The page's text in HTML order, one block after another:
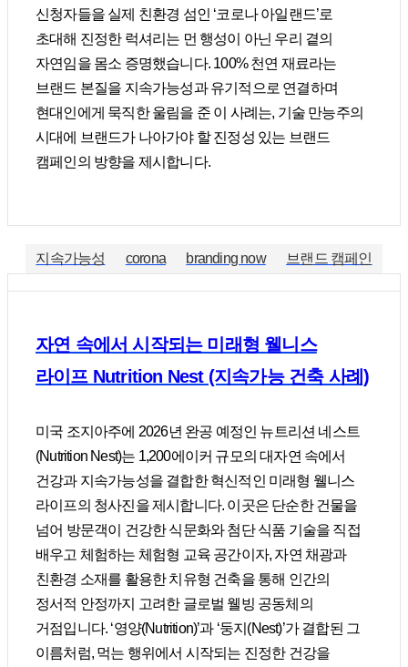
신청자들을 실제 친환경 섬인 ‘코로나 아일랜드’로
초대해 진정한 럭셔리는 먼 행성이 아닌 우리 곁의
자연임을 몸소 증명했습니다. 100% 천연 재료라는
브랜드 본질을 지속가능성과 유기적으로 연결하며
현대인에게 묵직한 울림을 준 이 사례는, 기술 만능주의
시대에 브랜드가 나아가야 할 진정성 있는 브랜드
캠페인의 방향을 제시합니다.
지속가능성 corona branding now 브랜드 캠페인
자연 속에서 시작되는 미래형 웰니스
라이프 Nutrition Nest (지속가능 건축 사례)
미국 조지아주에 2026년 완공 예정인 뉴트리션 네스트
(Nutrition Nest)는 1,200에이커 규모의 대자연 속에서
건강과 지속가능성을 결합한 혁신적인 미래형 웰니스
라이프의 청사진을 제시합니다. 이곳은 단순한 건물을
넘어 방문객이 건강한 식문화와 첨단 식품 기술을 직접
배우고 체험하는 체험형 교육 공간이자, 자연 채광과
친환경 소재를 활용한 치유형 건축을 통해 인간의
정서적 안정까지 고려한 글로벌 웰빙 공동체의
거점입니다. ‘영양(Nutrition)’과 ‘둥지(Nest)’가 결합된 그
이름처럼, 먹는 행위에서 시작되는 진정한 건강을